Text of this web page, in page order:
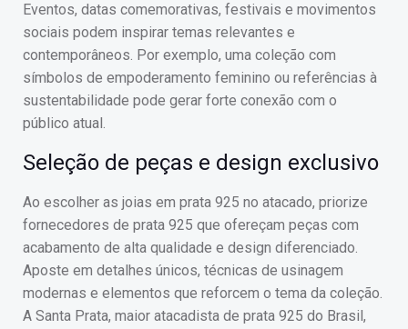
Eventos, datas comemorativas, festivais e movimentos
sociais podem inspirar temas relevantes e
contemporâneos. Por exemplo, uma coleção com
símbolos de empoderamento feminino ou referências à
sustentabilidade pode gerar forte conexão com o
público atual.
Seleção de peças e design exclusivo
Ao escolher as joias em prata 925 no atacado, priorize
fornecedores de prata 925 que ofereçam peças com
acabamento de alta qualidade e design diferenciado.
Aposte em detalhes únicos, técnicas de usinagem
modernas e elementos que reforcem o tema da coleção.
A Santa Prata, maior atacadista de prata 925 do Brasil,